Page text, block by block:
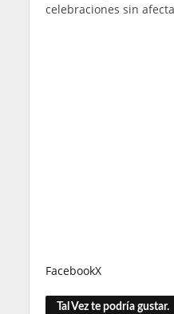
celebraciones sin
FacebookX
Tal Vez te podría gustar.